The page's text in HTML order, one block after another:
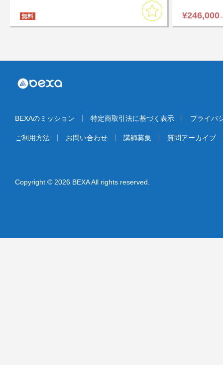
無料
#アウトプ
#まとめて
¥246,000 ～
BEXAのミッション 特定商取引法に基づく表示 プライバ
ご利用方法 お問い合わせ 講師募集 質問アーカイブ
Copyright © 2026 BEXA All rights reserved.